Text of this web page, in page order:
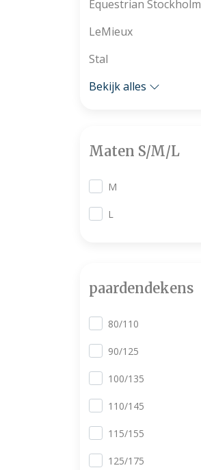
Equestrian Stockholm
LeMieux
Stal
Bekijk alles
Maten S/M/L
M
L
paardendekens
80/110
90/125
100/135
110/145
115/155
125/175